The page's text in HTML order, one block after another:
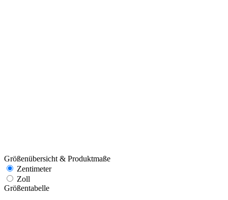
Größenübersicht & Produktmaße
Zentimeter
Zoll
Größentabelle